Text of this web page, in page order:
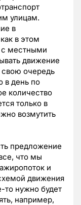
улицам.
в
в этом
с местными
движение
свою очередь
в день по
количество
только в
возмутить
предложение
что мы
и
движения
то нужно будет
например,